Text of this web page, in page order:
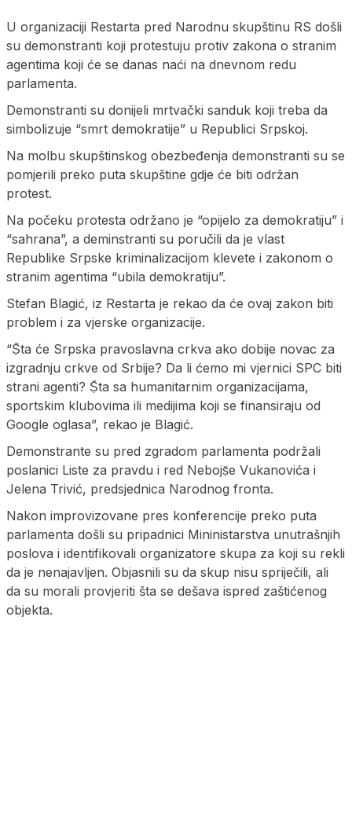
U organizaciji Restarta pred Narodnu skupštinu RS došli
su demonstranti koji protestuju protiv zakona o stranim
agentima koji će se danas naći na dnevnom redu
parlamenta.
Demonstranti su donijeli mrtvački sanduk koji treba da
simbolizuje “smrt demokratije” u Republici Srpskoj.
Na molbu skupštinskog obezbeđenja demonstranti su se
pomjerili preko puta skupštine gdje će biti održan
protest.
Na počeku protesta održano je “opijelo za demokratiju” i
“sahrana”, a deminstranti su poručili da je vlast
Republike Srpske kriminalizacijom klevete i zakonom o
stranim agentima “ubila demokratiju”.
Stefan Blagić, iz Restarta je rekao da će ovaj zakon biti
problem i za vjerske organizacije.
“Ṣ̌ta će Srpska pravoslavna crkva ako dobije novac za
izgradnju crkve od Srbije? Da li ćemo mi vjernici SPC biti
strani agenti? Ṣ̌ta sa humanitarnim organizacijama,
sportskim klubovima ili medijima koji se finansiraju od
Google oglasa”, rekao je Blagić.
Demonstrante su pred zgradom parlamenta podržali
poslanici Liste za pravdu i red Nebojṣ̌e Vukanovića i
Jelena Trivić, predsjednica Narodnog fronta.
Nakon improvizovane pres konferencije preko puta
parlamenta došli su pripadnici Mininistarstva unutrašnjih
poslova i identifikovali organizatore skupa za koji su rekli
da je nenajavljen. Objasnili su da skup nisu spriječili, ali
da su morali provjeriti šta se dešava ispred zaštićenog
objekta.